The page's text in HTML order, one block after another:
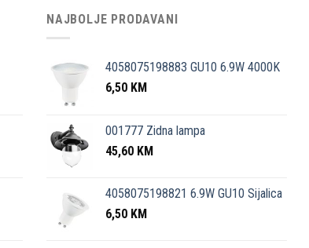
NAJBOLJE PRODAVANI
4058075198883 GU10 6.9W 4000K
6,50 KM
001777 Zidna lampa
45,60 KM
4058075198821 6.9W GU10 Sijalica
6,50 KM